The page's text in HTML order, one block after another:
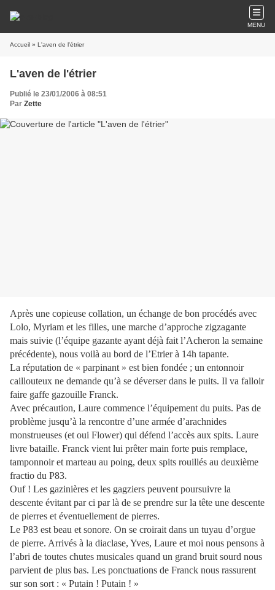
MENU
Accueil » L'aven de l'étrier
L'aven de l'étrier
Publié le 23/01/2006 à 08:51
Par Zette
Après une copieuse collation, un échange de bon procédés avec
Lolo, Myriam et les filles, une marche d’approche zigzagante
mais suivie (l’équipe gazante ayant déjà fait l’Acheron la semaine
précédente), nous voilà au bord de l’Etrier à 14h tapante.
La réputation de « parpinant » est bien fondée ; un entonnoir
caillouteux ne demande qu’à se déverser dans le puits. Il va falloir
faire gaffe gazouille Franck.
Avec précaution, Laure commence l’équipement du puits. Pas de
problème jusqu’à la rencontre d’une armée d’arachnides
monstrueuses (et oui Flower) qui défend l’accès aux spits. Laure
livre bataille. Franck vient lui prêter main forte puis remplace,
tamponnoir et marteau au poing, deux spits rouillés au deuxième
fractio du P83.
Ouf ! Les gazinières et les gagziers peuvent poursuivre la
descente évitant par ci par là de se prendre sur la tête une descente
de pierres et éventuellement de pierres.
Le P83 est beau et sonore. On se croirait dans un tuyau d’orgue
de pierre. Arrivés à la diaclase, Yves, Laure et moi nous pensons à
l’abri de toutes chutes musicales quand un grand bruit sourd nous
parvient de plus bas. Les ponctuations de Franck nous rassurent
sur son sort : « Putain ! Putain ! »